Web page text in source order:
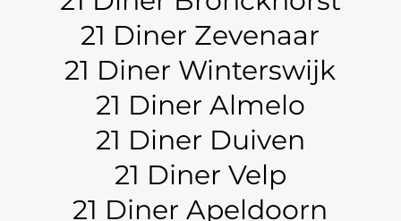
21 Diner Zevenaar
21 Diner Winterswijk
21 Diner Almelo
21 Diner Duiven
21 Diner Velp
21 Diner Apeldoorn